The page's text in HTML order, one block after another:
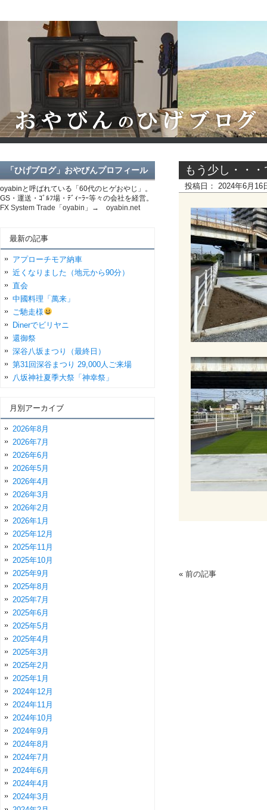
もう少し・・
投稿日： 2024年6月16
« 前の記事
「ひげブログ」おやびんプロフィール
oyabinと呼ばれている「60代のヒゲおやじ」。
GS・運送・ｺﾞﾙﾌ場・ﾃﾞｨｰﾗｰ等々の会社を経営。
FX System Trade「oyabin」→ oyabin.net
最新の記事
アプローチモア納車
近くなりました（地元から90分）
直会
中國料理「萬来」
ご馳走様
Dinerでビリヤニ
還御祭
深谷八坂まつり（最終日）
第31回深谷まつり 29,000人ご来場
八坂神社夏季大祭「神幸祭」
月別アーカイブ
2026年8月
2026年7月
2026年6月
2026年5月
2026年4月
2026年3月
2026年2月
2026年1月
2025年12月
2025年11月
2025年10月
2025年9月
2025年8月
2025年7月
2025年6月
2025年5月
2025年4月
2025年3月
2025年2月
2025年1月
2024年12月
2024年11月
2024年10月
2024年9月
2024年8月
2024年7月
2024年6月
2024年4月
2024年3月